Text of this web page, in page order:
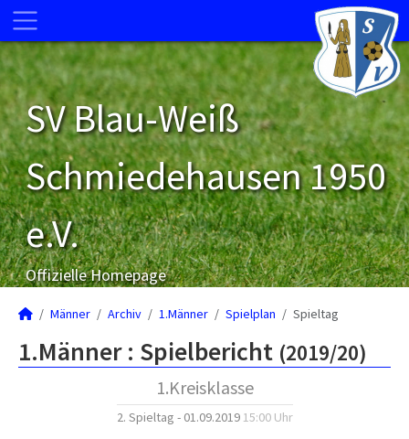
SV Blau-Weiß
Schmiedehausen 1950
e.V.
Offizielle Homepage
Männer Archiv 1.Männer Spielplan Spieltag
1.Männer : Spielbericht (2019/20)
1.Kreisklasse
2. Spieltag - 01.09.2019 15:00 Uhr